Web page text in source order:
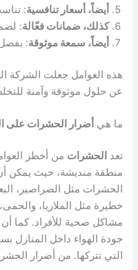
أيضاً، أسعار تنافسية:
كذلك، ضمانات فعّالة:
أيضاً، سمعة موثوقة:
هذه العوامل جعلت الشركة
عن حلول موثوقة وآمنة
ما هي أضرار الحشرات على
تعد الحشرات من أخطر
منطقة منديشة، حيث يمكن
الحشرات مثل الصراصير،
خطيرة مثل الملاريا،
مشاكل صحية للأفراد. كما
جودة الهواء داخل المنازل
التي تتركها. من أضرار